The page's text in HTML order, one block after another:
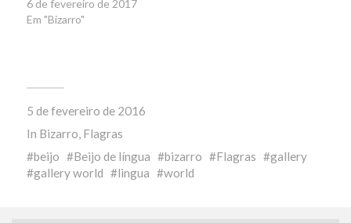
6 de fevereiro de 2017
Em "Bizarro"
5 de fevereiro de 2016
In Bizarro Flagras
beijo
Beijo de língua bizarro Flagras
gallery
gallery world
lingua world